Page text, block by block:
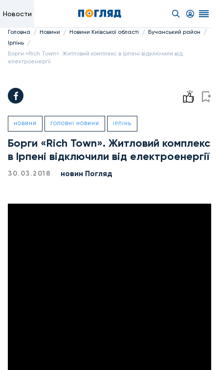
Новости
Головна / Новини / Новини Київської області / Бучанський район /
Ірпінь /
Борги «Rich Town». Житловий комплекс в Ірпені відключили від
електроенергії
НОВИНИ ГОЛОВНІ НОВИНИ ІРПІНЬ
Борги «Rich Town». Житловий комплекс
в Ірпені відключили від електроенергії
30.03.2018 новин Погляд